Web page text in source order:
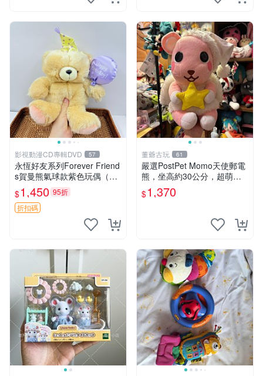
影視動漫CD專輯DVD 57
永恆好友系列Forever Friend
s賀曼熊氣球款紫色玩偶（鼻
子稍有磨損） 中古玩具 氣球
熊 玩偶
$1,450 95折
折扣碼
董爺古玩 61
嚴選PostPet Momo天使郵電
熊，坐高約30公分，超萌可
愛收藏首選 天使郵電熊 Mom
o熊 玩具
$1,370